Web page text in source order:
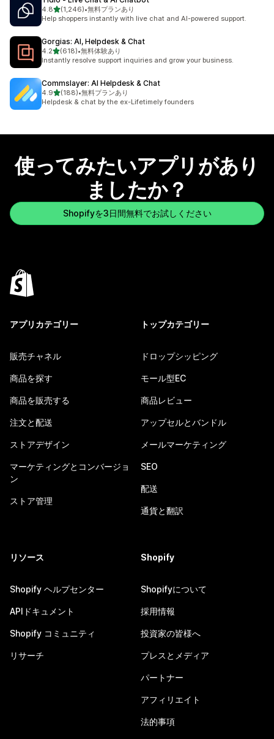
4.85つ星中
(1,246)
合計レビュー数：1246件
•無料プランあり
Help shoppers instantly with live chat and AI-powered support.
Gorgias: AI, Helpdesk & Chat
4.25つ星中
(618)
合計レビュー数：618件
•無料体験あり
Instantly resolve support inquiries and grow your business.
Commslayer: AI Helpdesk & Chat
4.95つ星中
(188)
合計レビュー数：188件
•無料プランあり
Helpdesk & chat by the ex-Lifetimely founders
使ってみたいアプリがあり
ましたか？
Shopifyを3日間無料でお試しください
アプリカテゴリー
販売チャネル
商品を探す
商品を販売する
注文と配送
ストアデザイン
マーケティングとコンバージョ
ン
ストア管理
トップカテゴリー
ドロップシッピング
モール型EC
商品レビュー
アップセルとバンドル
メールマーケティング
SEO
配送
通貨と翻訳
リソース
Shopify ヘルプセンター
APIドキュメント
Shopify コミュニティ
リサーチ
Shopify
Shopifyについて
採用情報
投資家の皆様へ
プレスとメディア
パートナー
アフィリエイト
法的事項